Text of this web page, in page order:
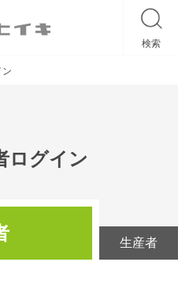
検索
ン
ログイン
生産者